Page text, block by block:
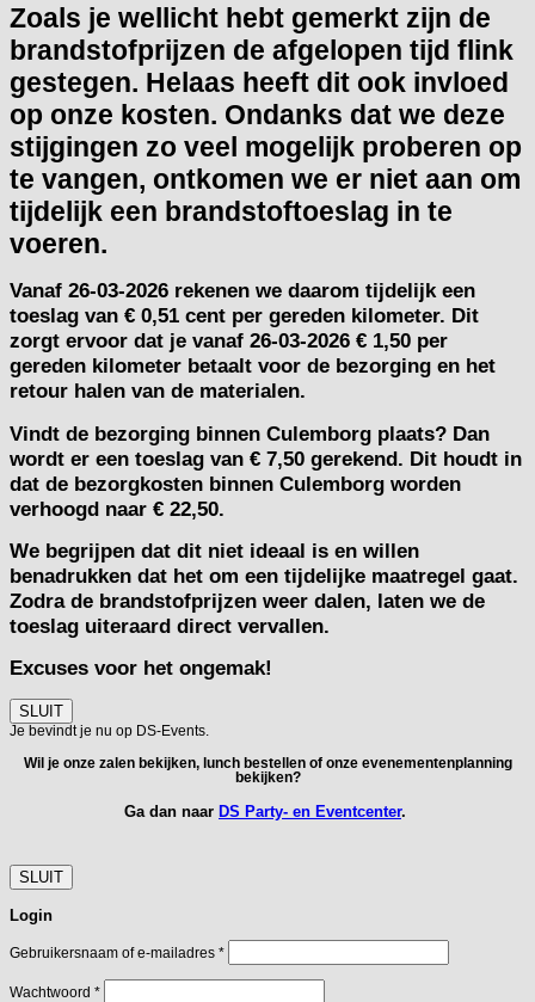
Zoals je wellicht hebt gemerkt zijn de
brandstofprijzen de afgelopen tijd flink
gestegen. Helaas heeft dit ook invloed
op onze kosten. Ondanks dat we deze
stijgingen zo veel mogelijk proberen op
te vangen, ontkomen we er niet aan om
tijdelijk een brandstoftoeslag in te
voeren.
Vanaf 26-03-2026 rekenen we daarom tijdelijk een
toeslag van € 0,51 cent per gereden kilometer. Dit
zorgt ervoor dat je vanaf 26-03-2026 € 1,50 per
gereden kilometer betaalt voor de bezorging en het
retour halen van de materialen.
Vindt de bezorging binnen Culemborg plaats? Dan
wordt er een toeslag van € 7,50 gerekend. Dit houdt in
dat de bezorgkosten binnen Culemborg worden
verhoogd naar € 22,50.
We begrijpen dat dit niet ideaal is en willen
benadrukken dat het om een tijdelijke maatregel gaat.
Zodra de brandstofprijzen weer dalen, laten we de
toeslag uiteraard direct vervallen.
Excuses voor het ongemak!
SLUIT
Je bevindt je nu op DS-Events.
Wil je onze zalen bekijken, lunch bestellen of onze evenementenplanning
bekijken?
Ga dan naar DS Party- en Eventcenter.
SLUIT
Login
Gebruikersnaam of e-mailadres *Vereist
Wachtwoord *Vereist